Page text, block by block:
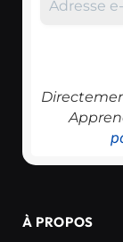
À PROPOS